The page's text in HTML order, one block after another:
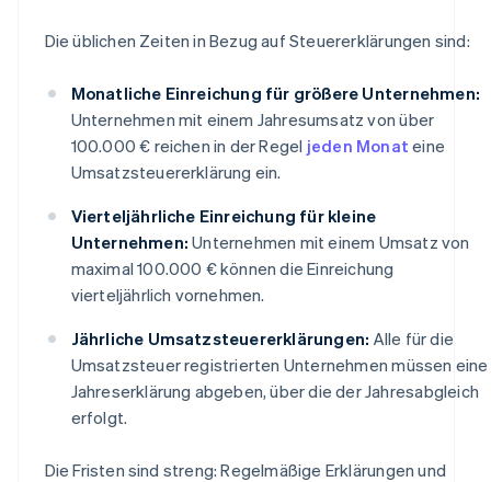
Die üblichen Zeiten in Bezug auf Steuererklärungen sind:
Monatliche Einreichung für größere Unternehmen:
Unternehmen mit einem Jahresumsatz von über
100.000 € reichen in der Regel jeden Monat eine
Umsatzsteuererklärung ein.
Vierteljährliche Einreichung für kleine
Unternehmen: Unternehmen mit einem Umsatz von
maximal 100.000 € können die Einreichung
vierteljährlich vornehmen.
Jährliche Umsatzsteuererklärungen: Alle für die
Umsatzsteuer registrierten Unternehmen müssen eine
Jahreserklärung abgeben, über die der Jahresabgleich
erfolgt.
Die Fristen sind streng: Regelmäßige Erklärungen und